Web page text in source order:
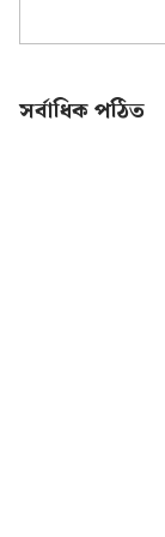
সর্বাধিক পঠিত